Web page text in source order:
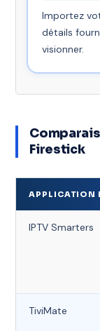
Importez
détails
visionner.
Firestick
APPLICATION
IPTV Smarters
TiviMate